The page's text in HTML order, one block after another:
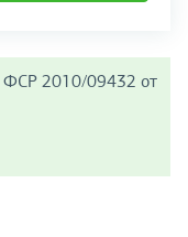
ФСР 2010/09432 от